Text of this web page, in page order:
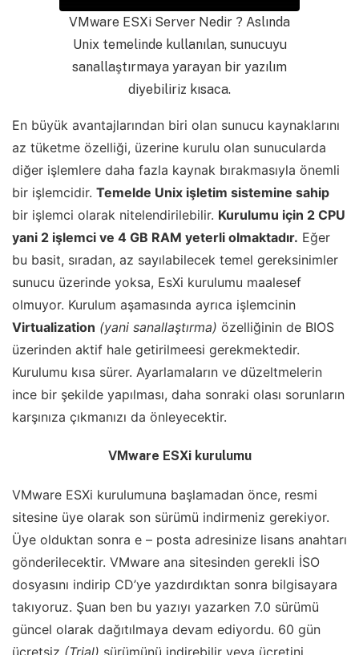
VMware ESXi Server Nedir ? Aslında
Unix temelinde kullanılan, sunucuyu
sanallaştırmaya yarayan bir yazılım
diyebiliriz kısaca.
En büyük avantajlarından biri olan sunucu kaynaklarını
az tüketme özelliği, üzerine kurulu olan sunucularda
diğer işlemlere daha fazla kaynak bırakmasıyla önemli
bir işlemcidir. Temelde Unix işletim sistemine sahip
bir işlemci olarak nitelendirilebilir. Kurulumu için 2 CPU
yani 2 işlemci ve 4 GB RAM yeterli olmaktadır. Eğer
bu basit, sıradan, az sayılabilecek temel gereksinimler
sunucu üzerinde yoksa, EsXi kurulumu maalesef
olmuyor. Kurulum aşamasında ayrıca işlemcinin
Virtualization (yani sanallaştırma) özelliğinin de BIOS
üzerinden aktif hale getirilmeesi gerekmektedir.
Kurulumu kısa sürer. Ayarlamaların ve düzeltmelerin
ince bir şekilde yapılması, daha sonraki olası sorunların
karşınıza çıkmanızı da önleyecektir.
VMware ESXi kurulumu
VMware ESXi kurulumuna başlamadan önce, resmi
sitesine üye olarak son sürümü indirmeniz gerekiyor.
Üye olduktan sonra e – posta adresinize lisans anahtarı
gönderilecektir. VMware ana sitesinden gerekli İSO
dosyasını indirip CD’ye yazdırdıktan sonra bilgisayara
takıyoruz. Şuan ben bu yazıyı yazarken 7.0 sürümü
güncel olarak dağıtılmaya devam ediyordu. 60 gün